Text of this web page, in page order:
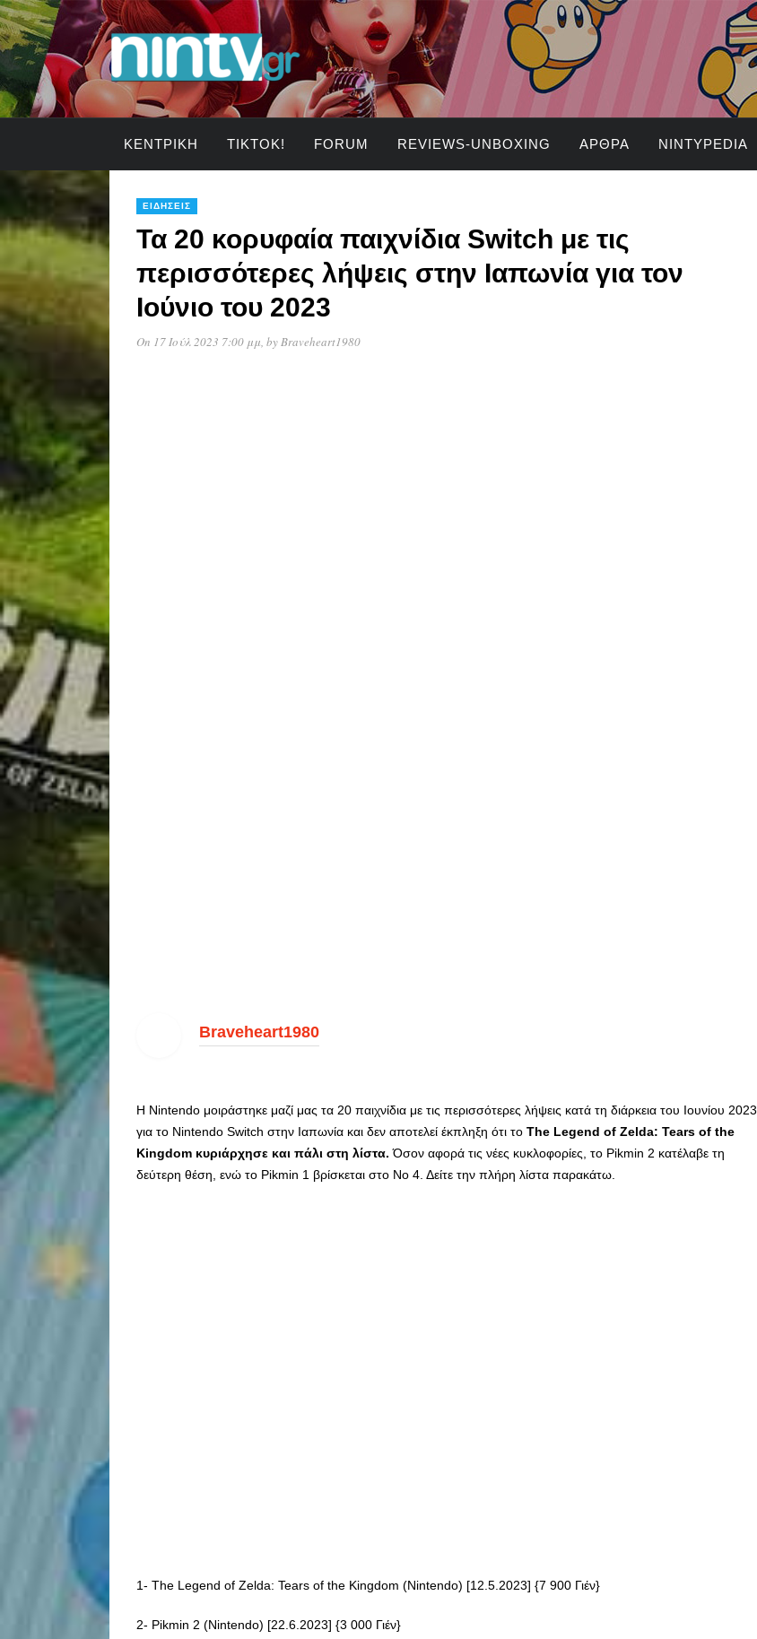
ΚΕΝΤΡΙΚΉ TIKTOK! FORUM REVIEWS-UNBOXING ΆΡΘΡΑ NINTYPEDIA
ΕΙΔΉΣΕΙΣ
Τα 20 κορυφαία παιχνίδια Switch με τις
περισσότερες λήψεις στην Ιαπωνία για τον
Ιούνιο του 2023
On 17 Ιούλ 2023 7:00 μμ, byBraveheart1980
Braveheart1980
Η Nintendo μοιράστηκε μαζί μας τα 20 παιχνίδια με τις περισσότερες λήψεις κατά τη διάρκεια του Ιουνίου 2023
για το Nintendo Switch στην Ιαπωνία και δεν αποτελεί έκπληξη ότι το The Legend of Zelda: Tears of the
Kingdom κυριάρχησε και πάλι στη λίστα. Όσον αφορά τις νέες κυκλοφορίες, το Pikmin 2 κατέλαβε τη
δεύτερη θέση, ενώ το Pikmin 1 βρίσκεται στο Νο 4. Δείτε την πλήρη λίστα παρακάτω.
1- The Legend of Zelda: Tears of the Kingdom (Nintendo) [12.5.2023] {7 900 Γιέν}
2- Pikmin 2 (Nintendo) [22.6.2023] {3 000 Γιέν}